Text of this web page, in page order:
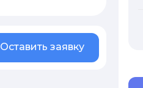
Оставить заявку